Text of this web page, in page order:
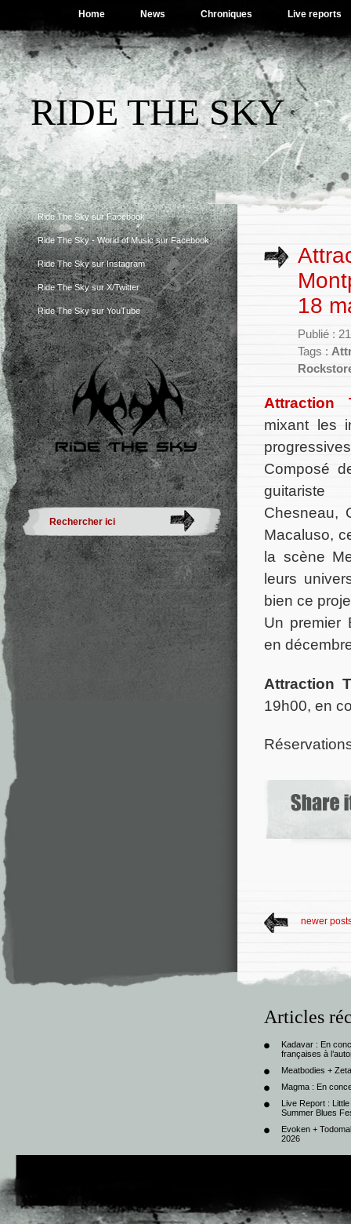
Home News Chroniques Live reports
RIDE THE SKY
Ride The Sky sur Facebook
Ride The Sky - World of Music sur Facebook
Ride The Sky sur Instagram
Ride The Sky sur X/Twitter
Ride The Sky sur YouTube
18
Publié :
Tags :
Attraction
mixant les
Composé
Chesneau,
Macaluso,
la scène
leurs
bien ce
Un premier
en
Attraction
19h00, en
newer
Articles
Kadavar : En
françaises à
Meatbodies +
Magma : En
Live Report :
Summer Blues
Evoken +
2026